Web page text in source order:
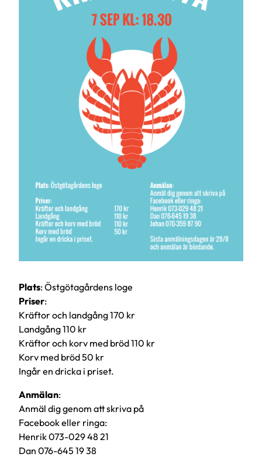
Plats: Östgötagårdens loge
Priser:
Kräftor och landgång 170 kr
Landgång 110 kr
Kräftor och korv med bröd 110 kr
Korv med bröd 50 kr
Ingår en dricka i priset.
Anmälan:
Anmäl dig genom att skriva på
Facebook eller ringa:
Henrik 073-029 48 21
Dan 076-645 19 38